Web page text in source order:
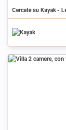
Cercate su Kayak -